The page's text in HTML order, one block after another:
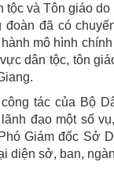
tộc và Tôn giáo
đã có
mô hình
dân tộc, tôn
tác của Bộ
đạo một số
Giám đốc Sở
diện sở, ban,